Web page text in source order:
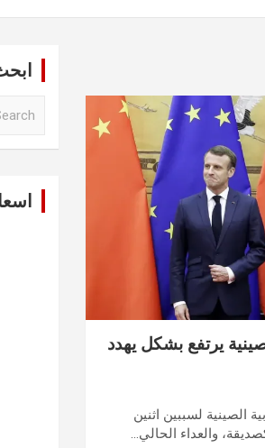
يرتفع بشكل يهدد
الصينية لسببين اثنين
والعداء الحالي…